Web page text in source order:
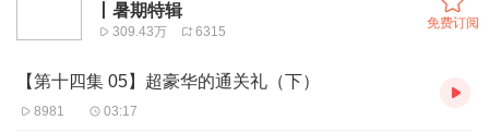
丨暑期特辑
309.43万 6315
免费订阅
【第十四集 05】超豪华的通关礼（下）
8981 03:17